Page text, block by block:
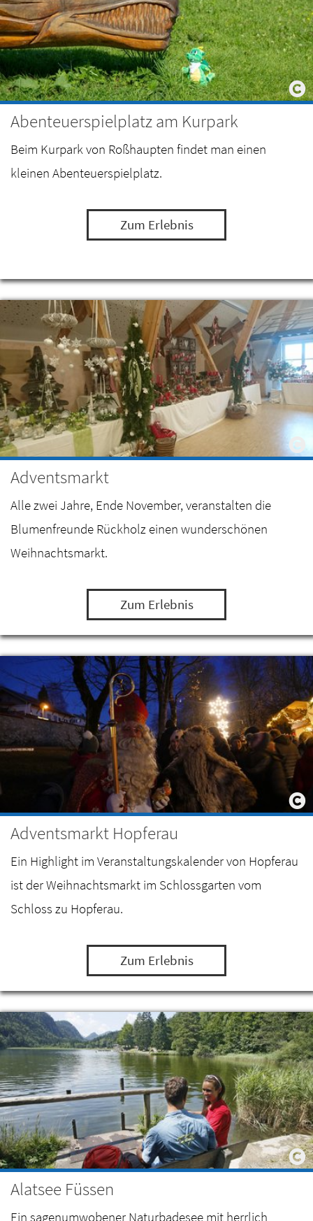
Abenteuerspielplatz am Kurpark
Beim Kurpark von Roßhaupten findet man einen
kleinen Abenteuerspielplatz.
Zum Erlebnis
Adventsmarkt
Alle zwei Jahre, Ende November, veranstalten die
Blumenfreunde Rückholz einen wunderschönen
Weihnachtsmarkt.
Zum Erlebnis
Adventsmarkt Hopferau
Ein Highlight im Veranstaltungskalender von Hopferau
ist der Weihnachtsmarkt im Schlossgarten vom
Schloss zu Hopferau.
Zum Erlebnis
Alatsee Füssen
Ein sagenumwobener Naturbadesee mit herrlich